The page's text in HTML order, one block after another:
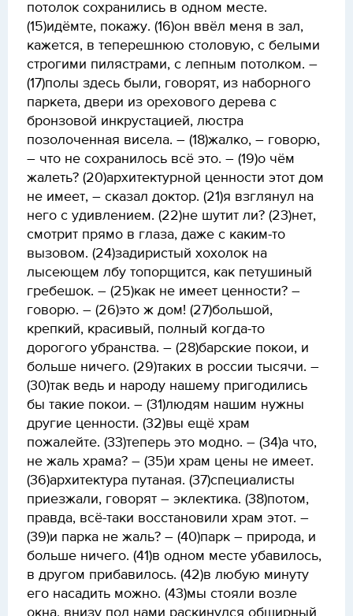
потолок сохранились в одном месте.
(15)идёмте, покажу. (16)он ввёл меня в зал,
кажется, в теперешнюю столовую, с белыми
строгими пилястрами, с лепным потолком. –
(17)полы здесь были, говорят, из наборного
паркета, двери из орехового дерева с
бронзовой инкрустацией, люстра
позолоченная висела. – (18)жалко, – говорю,
– что не сохранилось всё это. – (19)о чём
жалеть? (20)архитектурной ценности этот дом
не имеет, – сказал доктор. (21)я взглянул на
него с удивлением. (22)не шутит ли? (23)нет,
смотрит прямо в глаза, даже с каким-то
вызовом. (24)задиристый хохолок на
лысеющем лбу топорщится, как петушиный
гребешок. – (25)как не имеет ценности? –
говорю. – (26)это ж дом! (27)большой,
крепкий, красивый, полный когда-то
дорогого убранства. – (28)барские покои, и
больше ничего. (29)таких в россии тысячи. –
(30)так ведь и народу нашему пригодились
бы такие покои. – (31)людям нашим нужны
другие ценности. (32)вы ещё храм
пожалейте. (33)теперь это модно. – (34)а что,
не жаль храма? – (35)и храм цены не имеет.
(36)архитектура путаная. (37)специалисты
приезжали, говорят – эклектика. (38)потом,
правда, всё-таки восстановили храм этот. –
(39)и парка не жаль? – (40)парк – природа, и
больше ничего. (41)в одном месте убавилось,
в другом прибавилось. (42)в любую минуту
его насадить можно. (43)мы стояли возле
окна, внизу под нами раскинулся обширный